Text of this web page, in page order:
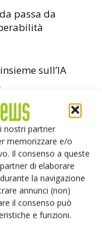
nostri partner
memorizzare e/o
Il consenso a queste
di elaborare
la navigazione
annunci (non)
il consenso può
e funzioni.
passa da
sull’IA